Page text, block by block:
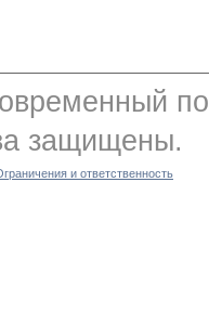
защищены.
и ответственность